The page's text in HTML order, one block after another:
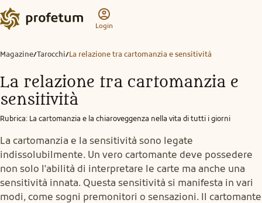
Login
Magazine/Tarocchi/La relazione tra cartomanzia e sensitività
La relazione tra cartomanzia e
sensitività
Rubrica: La cartomanzia e la chiaroveggenza nella vita di tutti i giorni
La cartomanzia e la sensitività sono legate
indissolubilmente. Un vero cartomante deve possedere
non solo l'abilità di interpretare le carte ma anche una
sensitività innata. Questa sensitività si manifesta in vari
modi, come sogni premonitori o sensazioni. Il cartomante